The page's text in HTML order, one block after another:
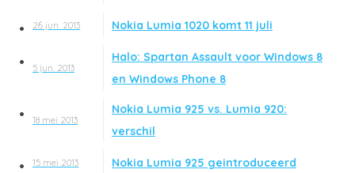
26 jun. 2013 Nokia Lumia 1020 komt 11 juli
5 jun. 2013
Halo: Spartan Assault voor Windows 8
en Windows Phone 8
18 mei 2013
Nokia Lumia 925 vs. Lumia 920:
verschil
15 mei 2013 Nokia Lumia 925 geintroduceerd